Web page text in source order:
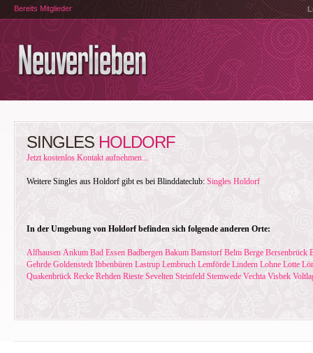
Bereits Mitglieder
SINGLES HOLDORF
Jetzt kostenlos Kontakt aufnehmen...
Weitere Singles aus Holdorf gibt es bei Blinddateclub: Singles Holdorf
In der Umgebung von Holdorf befinden sich folgende anderen Orte:
Alfhausen Ankum Bad Essen Badbergen Bakum Barnstorf Belm Berge Bersenbrück
Gehrde Goldenstedt Ibbenbüren Lastrup Lembruch Lemförde Lindern Lohne Lotte
Quakenbrück Recke Rehden Rieste Sevelten Steinfeld Stemwede Vechta Visbek